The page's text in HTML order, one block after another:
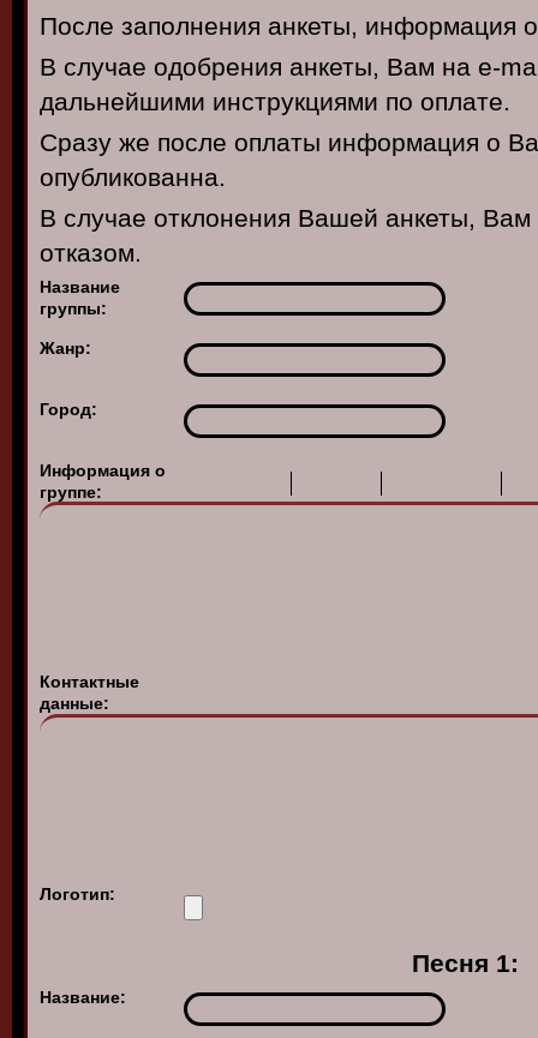
После заполнения анкеты, информация
В случае одобрения анкеты, Вам на e-
дальнейшими инструкциями по оплате.
Сразу же после оплаты информация о
опубликованна.
В случае отклонения Вашей анкеты,
отказом.
Название
группы:
Жанр:
Город:
Информация о
группе:
Контактные
данные:
Логотип:
Песня 1:
Название: